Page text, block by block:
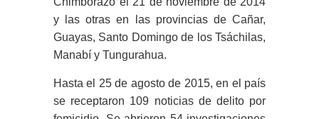
y las otras en las provincias de Cañar,
Guayas, Santo Domingo de los Tsáchilas,
Manabí y Tungurahua.
Hasta el 25 de agosto de 2015, en el país
se receptaron 109 noticias de delito por